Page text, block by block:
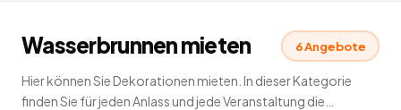
Wasserbrunnen mieten 6Angebote
Hier können Sie Dekorationen mieten. In dieser Kategorie
finden Sie für jeden Anlass und jede Veranstaltung die